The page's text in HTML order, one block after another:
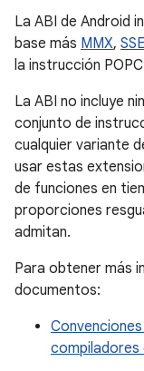
La ABI de Android
base más MMX, SSE
la instrucción
La ABI no incluye
conjunto de
cualquier variante
usar estas
de funciones en
proporciones
admitan.
Para obtener más
documentos:
compiladores